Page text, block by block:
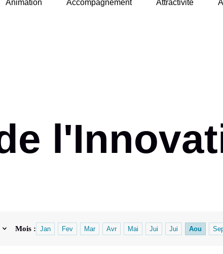
Animation Accompagnement Attractivité
Mois : Jan Fev Mar Avr Mai Jui Jui Aou